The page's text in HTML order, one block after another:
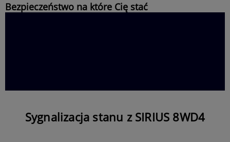
Bezpieczeństwo na które Cię stać
Sygnalizacja stanu z SIRIUS 8WD4